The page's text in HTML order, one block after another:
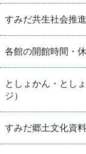
すみだ共生社会推
各館の開館時間・
としょかん・とし
ジ）
すみだ郷土文化資